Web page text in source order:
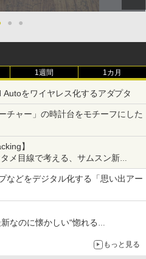
● ●
1週間 1カ月
をワイヤレス化するアダプタ
チャー」の時計台をモチーフにした
】
メ目線で考える、サムスン新
などをデジタル化する「思い出アー
なのに懐かしい“惚れる
もっと見る